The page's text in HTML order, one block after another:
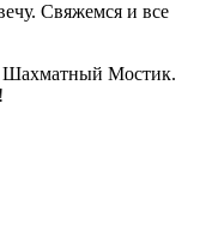
Свяжемся и все
Шахматный Мостик.